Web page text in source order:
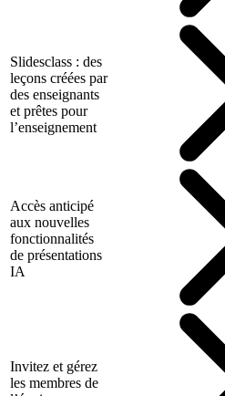
Slidesclass : des
leçons créées par
des enseignants
et prêtes pour
l’enseignement
Accès anticipé
aux nouvelles
fonctionnalités
de présentations
IA
Invitez et gérez
les membres de